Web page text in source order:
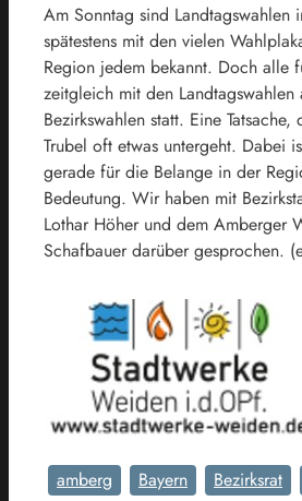
Am Sonntag sind Landtagswahlen
spätestens mit den vielen
Region jedem bekannt. Doch alle
zeitgleich mit den Landtagswahlen
Bezirkswahlen statt. Eine
Trubel oft etwas untergeht. Dabei
gerade für die Belange in der
Bedeutung. Wir haben mit
Lothar Höher und dem Amberger
Schafbauer darüber gesprochen.
amberg Bayern Bezirksrat